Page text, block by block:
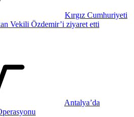
Kırgız Cumhuriyeti
Vekili Özdemir’i ziyaret etti
Antalya’da